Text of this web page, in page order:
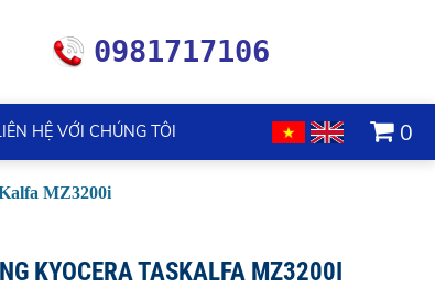
0981717106
HỆ VỚI CHÚNG TÔI 0
MZ3200i
KYOCERA TASKALFA MZ3200I